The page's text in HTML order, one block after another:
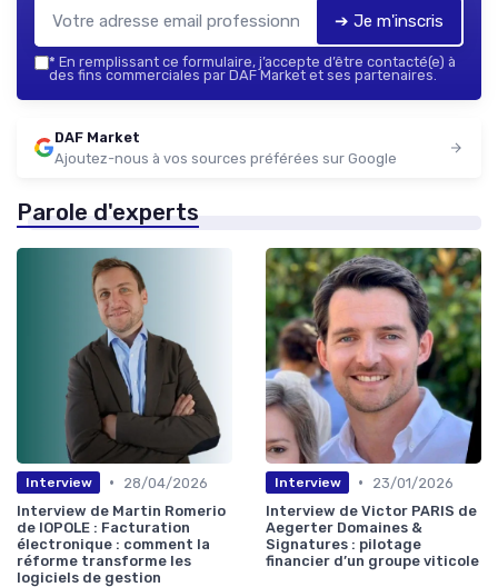
➔ Je m'inscris
* En remplissant ce formulaire, j’accepte d’être contacté(e) à
des fins commerciales par DAF Market et ses partenaires.
DAF Market
Ajoutez-nous à vos sources préférées sur Google
Parole d'experts
Interview •
28/04/2026
Interview de Martin Romerio
de IOPOLE : Facturation
électronique : comment la
réforme transforme les
logiciels de gestion
Interview •
23/01/2026
Interview de Victor PARIS de
Aegerter Domaines &
Signatures : pilotage
financier d’un groupe viticole